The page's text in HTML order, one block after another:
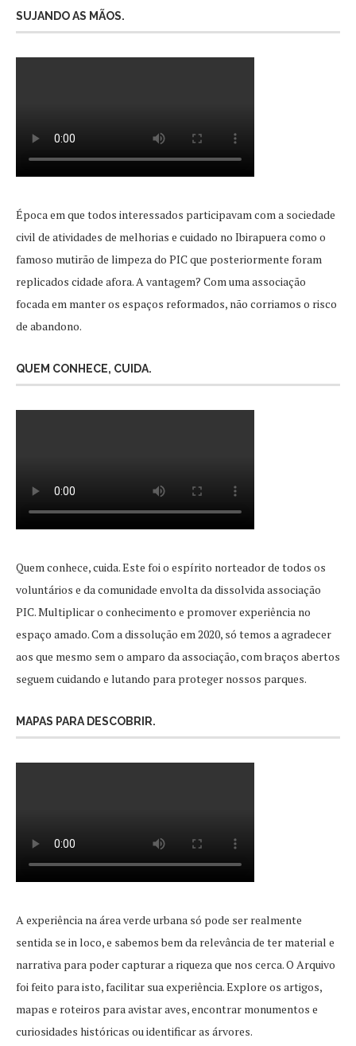
SUJANDO AS MÃOS.
Época em que todos interessados participavam com a sociedade
civil de atividades de melhorias e cuidado no Ibirapuera como o
famoso mutirão de limpeza do PIC que posteriormente foram
replicados cidade afora. A vantagem? Com uma associação
focada em manter os espaços reformados, não corriamos o risco
de abandono.
QUEM CONHECE, CUIDA.
Quem conhece, cuida. Este foi o espírito norteador de todos os
voluntários e da comunidade envolta da dissolvida associação
PIC. Multiplicar o conhecimento e promover experiência no
espaço amado. Com a dissolução em 2020, só temos a agradecer
aos que mesmo sem o amparo da associação, com braços abertos
seguem cuidando e lutando para proteger nossos parques.
MAPAS PARA DESCOBRIR.
A experiência na área verde urbana só pode ser realmente
sentida se in loco, e sabemos bem da relevância de ter material e
narrativa para poder capturar a riqueza que nos cerca. O Arquivo
foi feito para isto, facilitar sua experiência. Explore os artigos,
mapas e roteiros para avistar aves, encontrar monumentos e
curiosidades históricas ou identificar as árvores.